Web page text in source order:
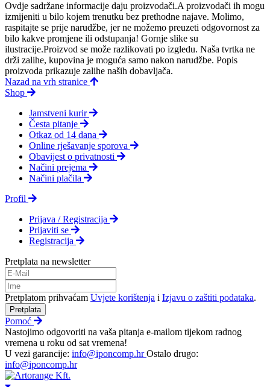
Ovdje sadržane informacije daju proizvodači.A proizvodači ih mogu
izmijeniti u bilo kojem trenutku bez prethodne najave. Molimo,
raspitajte se prije narudžbe, jer ne možemo preuzeti odgovornost za
bilo kakve promjene ili odstupanja! Gornje slike su
ilustracije.Proizvod se može razlikovati po izgledu. Naša tvrtka ne
drži zalihe, kupovina je moguća samo nakon narudžbe. Popis
proizvoda prikazuje zalihe naših dobavljača.
Nazad na vrh stranice
Shop
Jamstveni kurir
Česta pitanje
Otkaz od 14 dana
Online rješavanje sporova
Obavijest o privatnosti
Načini prejema
Načini plačila
Profil
Prijava / Registracija
Prijaviti se
Registracija
Pretplata na newsletter
Pretplatom prihvaćam Uvjete korištenja i Izjavu o zaštiti podataka.
Pretplata
Pomoć
Nastojimo odgovoriti na vaša pitanja e-mailom tijekom radnog
vremena u roku od sat vremena!
U vezi garancije: info@iponcomp.hrOstalo drugo:
info@iponcomp.hr